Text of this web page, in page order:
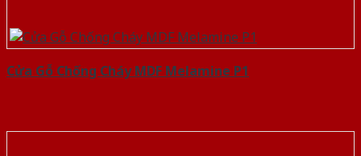
Cửa Gỗ Chống Cháy MDF Melamine P1